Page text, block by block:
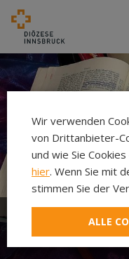
Bibel
Wir verwenden
von Drittanbieter-
und wie Sie
hier. Wenn Sie mit
stimmen Sie der
ALLE